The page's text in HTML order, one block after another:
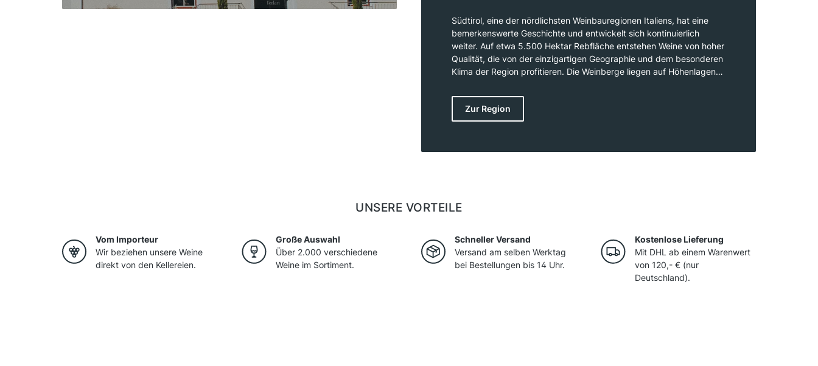
Südtirol, eine der nördlichsten Weinbauregionen Italiens, hat eine
bemerkenswerte Geschichte und entwickelt sich kontinuierlich
weiter. Auf etwa 5.500 Hektar Rebfläche entstehen Weine von hoher
Qualität, die von der einzigartigen Geographie und dem besonderen
Klima der Region profitieren. Die Weinberge liegen auf Höhenlagen
verleiht. Das kontinentale Klima mit kalten Wintern und warmen
Sommern schafft ideale Bedingungen für Rebsorten wie
Weissburgunder, Gewürztraminer und Lagrein. Die Weißweine
Zur Region
UNSERE VORTEILE
Vom Importeur
Wir beziehen unsere Weine
direkt von den Kellereien.
Große Auswahl
Über 2.000 verschiedene
Weine im Sortiment.
Schneller Versand
Versand am selben Werktag
bei Bestellungen bis 14 Uhr.
Kostenlose Lieferung
Mit DHL ab einem Warenwert
von 120,- € (nur
Deutschland).